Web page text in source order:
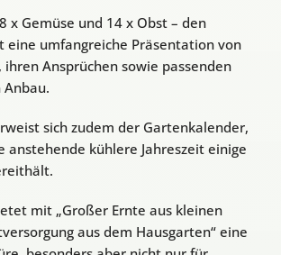
x Gemüse und 14 x Obst – den
umfangreiche Präsentation von
Ansprüchen sowie passenden
sich zudem der Gartenkalender,
anstehende kühlere Jahreszeit einige
mit „Großer Ernte aus kleinen
aus dem Hausgarten“ eine